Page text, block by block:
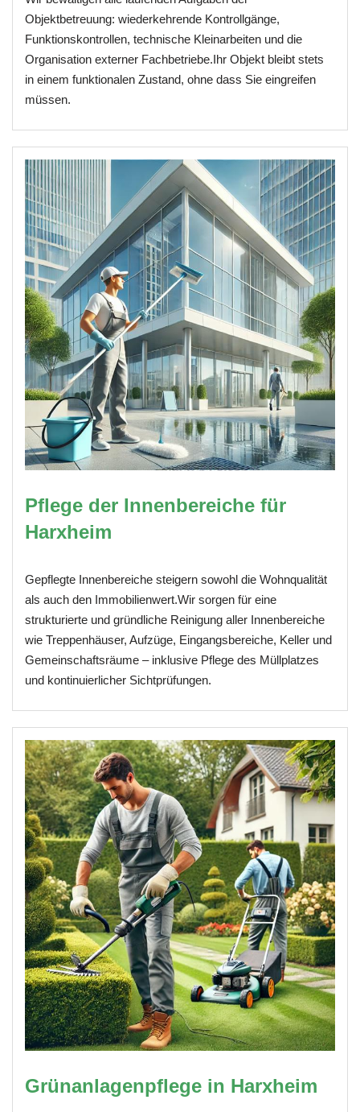
Objektbetreuung: wiederkehrende Kontrollgänge,
Funktionskontrollen, technische Kleinarbeiten und die
Organisation externer Fachbetriebe.Ihr Objekt bleibt stets
in einem funktionalen Zustand, ohne dass Sie eingreifen
müssen.
Pflege der Innenbereiche für
Harxheim
Gepflegte Innenbereiche steigern sowohl die Wohnqualität
als auch den Immobilienwert.Wir sorgen für eine
strukturierte und gründliche Reinigung aller Innenbereiche
wie Treppenhäuser, Aufzüge, Eingangsbereiche, Keller und
Gemeinschaftsräume – inklusive Pflege des Müllplatzes
und kontinuierlicher Sichtprüfungen.
Grünanlagenpflege in Harxheim